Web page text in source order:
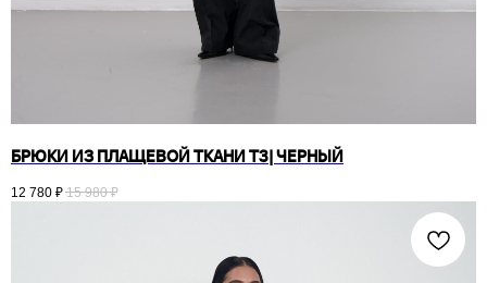
БРЮКИ ИЗ ПЛАЩЕВОЙ ТКАНИ T3| ЧЕРНЫЙ
12 780 ₽ 15 980 ₽